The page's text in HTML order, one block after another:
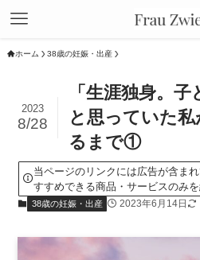
ホーム 38歳の妊娠・出産
「生涯独身。
と思っていた
るまで①
2023
8/28
当ページのリンクには広告が含ま
すすめできる商品・サービスのみを
38歳の妊娠・出産 2023年6月14日